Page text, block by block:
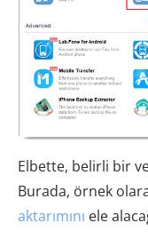
Elbette, belirli bir
Burada, örnek
aktarımını ele